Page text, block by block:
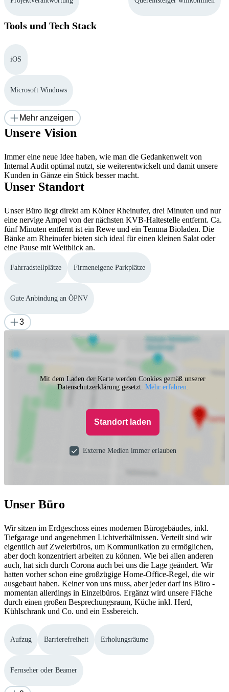
Tools und Tech Stack
iOS
Microsoft Windows
Mehr anzeigen
Unsere Vision
Immer eine neue Idee haben, wie man die Gedankenwelt von
Internal Audit optimal nutzt, sie weiterentwickelt und damit unsere
Kunden in Gänze ein Stück besser macht.​
Unser Standort
Unser Büro liegt direkt am Kölner Rheinufer, drei Minuten und nur
eine nervige Ampel von der nächsten KVB-Haltestelle entfernt. Ca.
fünf Minuten entfernt ist ein Rewe und ein Temma Bioladen. Die
Bänke am Rheinufer bieten sich ideal für einen kleinen Salat oder
eine Pause mit Weitblick an.
Fahrradstellplätze Firmeneigene Parkplätze
Gute Anbindung an ÖPNV
3
Mit dem Laden der Karte werden Cookies gemäß unserer
Datenschutzerklärung gesetzt. Mehr erfahren.
Standort laden
Externe Medien immer erlauben
Unser Büro
Wir sitzen im Erdgeschoss eines modernen Bürogebäudes, inkl.
Tiefgarage und angenehmen Lichtverhältnissen. Verteilt sind wir
eigentlich auf Zweierbüros, um Kommunikation zu ermöglichen,
aber doch konzentriert arbeiten zu können. Wie bei allen anderen
auch, hat sich durch Corona auch bei uns die Lage geändert. Wir
hatten vorher schon eine großzügige Home-Office-Regel, die wir
ausgebaut haben. Keiner von uns muss, aber jeder darf ins Büro -
momentan allerdings in Einzelbüros. Ergänzt wird unsere Fläche
durch einen großen Besprechungsraum, Küche inkl. Herd,
Kühlschrank und Co. und ein Essbereich.
Aufzug Barrierefreiheit Erholungsräume
Fernseher oder Beamer